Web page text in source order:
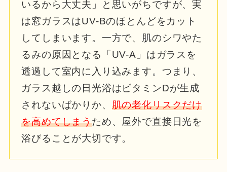
いるから大丈夫」と思いがちですが、実
は窓ガラスはUV-Bのほとんどをカット
してしまいます。一方で、肌のシワやた
るみの原因となる「UV-A」はガラスを
透過して室内に入り込みます。つまり、
ガラス越しの日光浴はビタミンDが生成
されないばかりか、 肌の老化リスクだけ
を高めてしまうため、屋外で直接日光を
浴びることが大切です。